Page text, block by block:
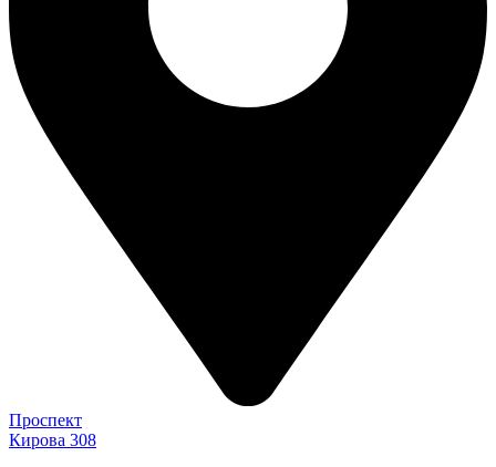
Проспект
Кирова 308